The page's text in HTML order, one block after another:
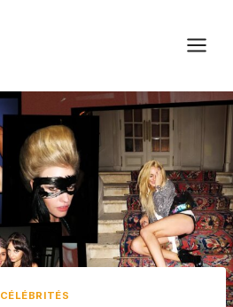
CÉLÉBRITÉS